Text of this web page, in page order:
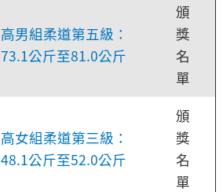
高男組柔道第五級：
73.1公斤至81.0公斤
頒
獎
名
單
高女組柔道第三級：
48.1公斤至52.0公斤
頒
獎
名
單